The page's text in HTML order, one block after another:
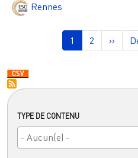
TYPE DE CONTENU
Rennes
Pagination
Page courante
1 Page
2 Page
››